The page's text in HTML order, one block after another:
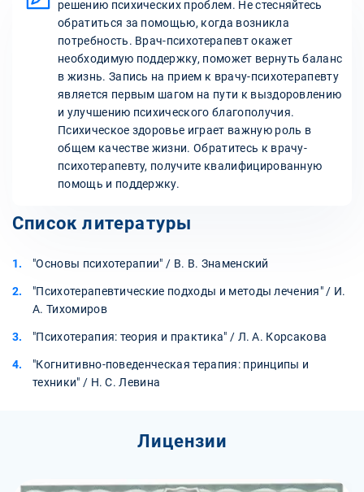
решению психических проблем. Не стесняйтесь
обратиться за помощью, когда возникла
потребность. Врач-психотерапевт окажет
необходимую поддержку, поможет вернуть баланс
в жизнь. Запись на прием к врачу-психотерапевту
является первым шагом на пути к выздоровлению
и улучшению психического благополучия.
Психическое здоровье играет важную роль в
общем качестве жизни. Обратитесь к врачу-
психотерапевту, получите квалифицированную
помощь и поддержку.
Список литературы
"Основы психотерапии" / В. В. Знаменский
"Психотерапевтические подходы и методы лечения" / И.
А. Тихомиров
"Психотерапия: теория и практика" / Л. А. Корсакова
"Когнитивно-поведенческая терапия: принципы и
техники" / Н. С. Левина
Лицензии